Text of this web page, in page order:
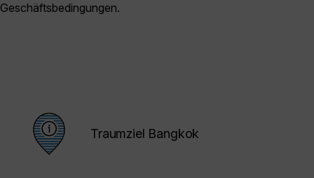
Geschäftsbedingungen.
Traumziel Bangkok